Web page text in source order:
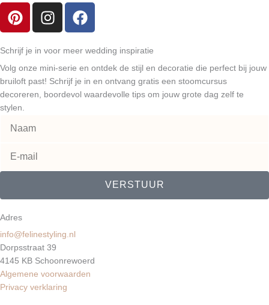
P
i
t
e
r
e
s
t
I
n
t
a
g
r
F
a
e
b
o
o
Schrijf je in voor meer wedding inspiratie
Volg onze mini-serie en ontdek de stijl en decoratie die perfect bij jouw
bruiloft past! Schrijf je in en ontvang gratis een stoomcursus
decoreren, boordevol waardevolle tips om jouw grote dag zelf te
stylen.
VERSTUUR
Adres
info@felinestyling.nl
Dorpsstraat 39
4145 KB Schoonrewoerd
Algemene voorwaarden
Privacy verklaring